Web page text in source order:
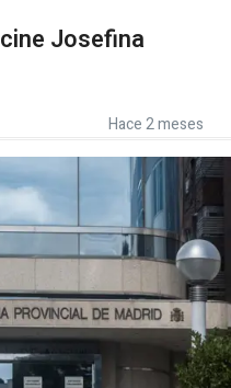
Josefina
Hace 2 meses